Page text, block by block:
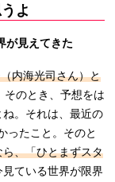
よ
が見えてきた
内海光司さん）と
そのとき、予想をは
。それは、最近の
ったこと。そのと
、「ひとまずスタ
見ている世界が限界